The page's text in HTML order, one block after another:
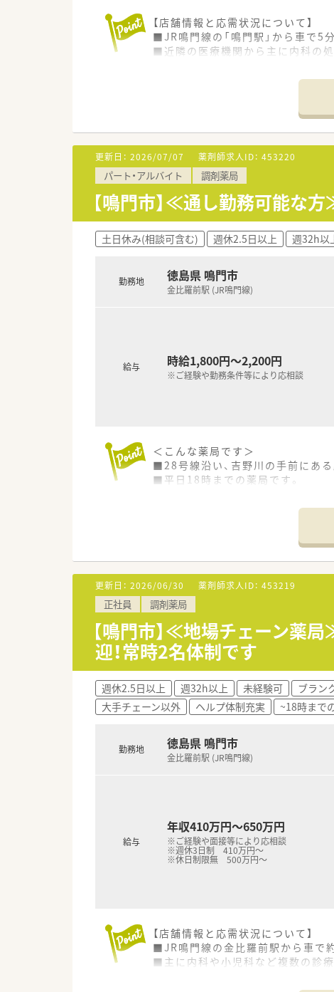
【店舗情報と応需状況について】
■JR鳴門線の「鳴門駅」から車で5
■近隣の医療機関から主に内科の
■今回は市内の別店舗へ常勤薬剤
■調剤業務のご経験が浅い方やブ
■常勤2名体制のため、協調性を持
【法人特徴について】
■徳島県内で複数の調剤薬局を運営
■実務実習指導薬剤師が3名在籍し
■直近の離職率は10%未満と低く
【こんな取り組みをしています】
■研修会や勉強会の参加費用を法
■定期的な勉強会の開催や社員旅
更新日： 2026/07/07 薬剤師求人ID： 453220
パート・アルバイト 調剤薬局
【鳴門市】≪通し勤務可能な
土日休み(相談可含む) 週休2.5日以上 週32h以
勤務地 徳島県 鳴門市
金比羅前駅 (JR鳴門線)
給与 時給1,800円～2,200円
※ご経験や勤務条件等により応相談
＜こんな薬局です＞
■28号線沿い、吉野川の手前にある
■平日18時までの薬局です。
■処方箋枚数は1日あたり55枚程
■薬剤師は常時2名体制です。（常
■配属先店舗にてOJT研修をおこな
■各種勉強会にも参加頂けます。
＜設備導入＞
■電子薬歴、ユニバーサルカセット
＜法人概要＞
■徳島県を中心にグループ企業を
■かかりつけや後発品については
■地域体制加算は12店舗中4店舗
■祝日がある週については代わりの
■離職率は低く、従業員の皆さん
■設備投資は全国大手に負けないレ
ほぼ全店に監査レンジを導入され
更新日： 2026/06/30 薬剤師求人ID： 453219
正社員 調剤薬局
【鳴門市】≪地場チェーン薬
迎！常時2名体制です
週休2.5日以上 週32h以上 未経験可 ブラン
大手チェーン以外
ヘルプ体制充実 ~18時まで
勤務地 徳島県 鳴門市
金比羅前駅 (JR鳴門線)
給与
年収410万円～650万円
※ご経験や面接等により応相談
※週休3日制 410万円～
※休日制限無 500万円～
【店舗情報と応需状況について】
■JR鳴門線の金比羅前駅から車で
■主に内科や小児科など複数の診